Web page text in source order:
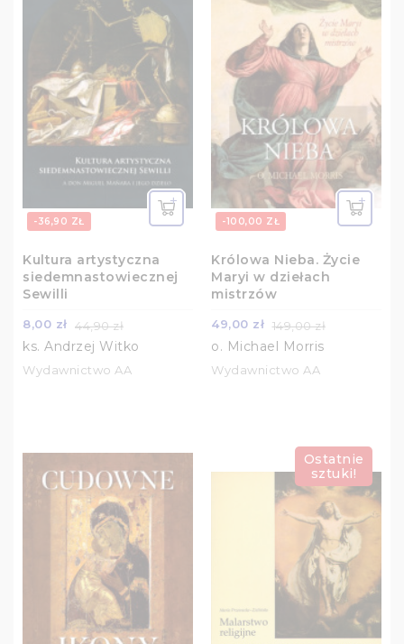
-36,90 ZŁ
Kultura artystyczna
siedemnastowiecznej
Sewilli
8,00 zł 44,90 zł
ks. Andrzej Witko
Wydawnictwo AA
-100,00 ZŁ
Królowa Nieba. Życie
Maryi w dziełach
mistrzów
49,00 zł 149,00 zł
o. Michael Morris
Wydawnictwo AA
Ostatnie
sztuki!